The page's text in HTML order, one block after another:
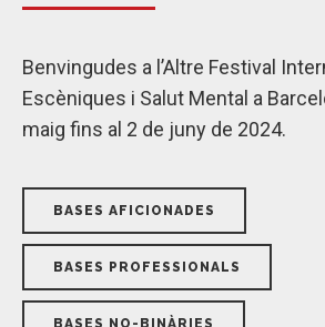
Benvingudes a l’Altre Festival
Escèniques i Salut Mental a
maig fins al 2 de juny de 2024.
BASES AFICIONADES
BASES PROFESSIONALS
BASES NO-BINÀRIES